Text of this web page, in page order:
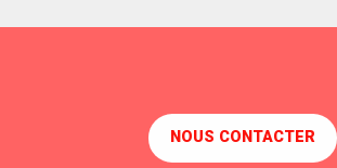
NOUS CONTACTER